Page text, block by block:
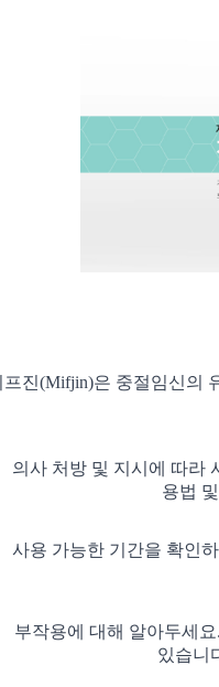
프진(Mifjin)은 중절임신의
의사 처방 및 지시에 따라
용법
사용 가능한 기간을 확인
부작용에 대해 알아두세
있습니